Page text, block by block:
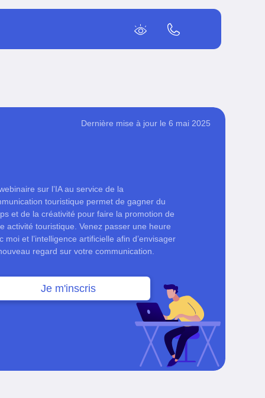
Dernière mise à jour le 6 mai 2025
sur l’IA au service de la
touristique permet de gagner du
et de la créativité pour faire la promotion de
activité touristique. Venez passer une heure
moi et l’intelligence artificielle afin d’envisager
regard sur votre communication.
Je m'inscris